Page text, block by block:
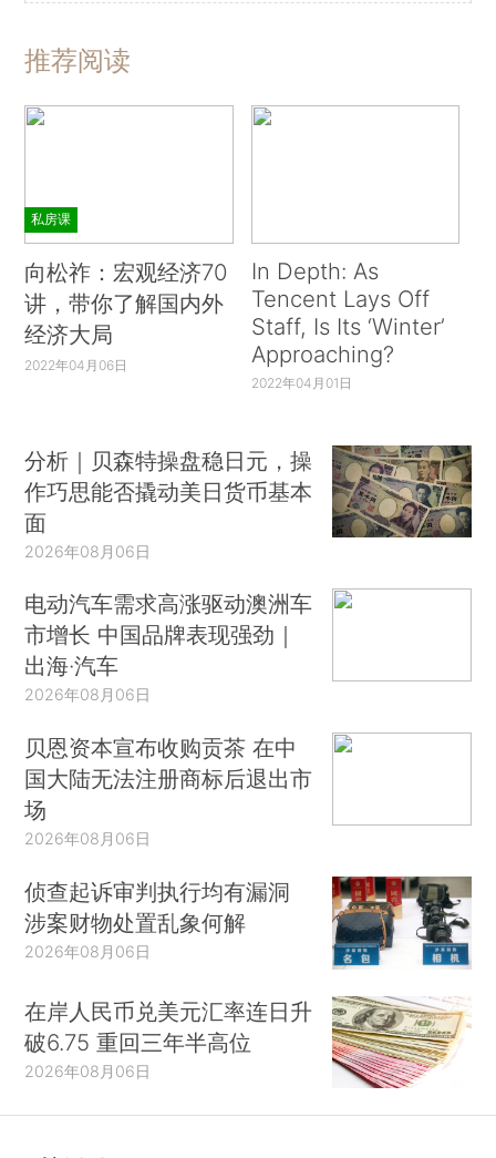
推荐阅读
私房课
向松祚：宏观经济70
讲，带你了解国内外
经济大局
2022年04月06日
In Depth: As
Tencent Lays Off
Staff, Is Its ‘Winter’
Approaching?
2022年04月01日
分析｜贝森特操盘稳日元，操
作巧思能否撬动美日货币基本
面
2026年08月06日
电动汽车需求高涨驱动澳洲车
市增长 中国品牌表现强劲｜
出海·汽车
2026年08月06日
贝恩资本宣布收购贡茶 在中
国大陆无法注册商标后退出市
场
2026年08月06日
侦查起诉审判执行均有漏洞
涉案财物处置乱象何解
2026年08月06日
在岸人民币兑美元汇率连日升
破6.75 重回三年半高位
2026年08月06日